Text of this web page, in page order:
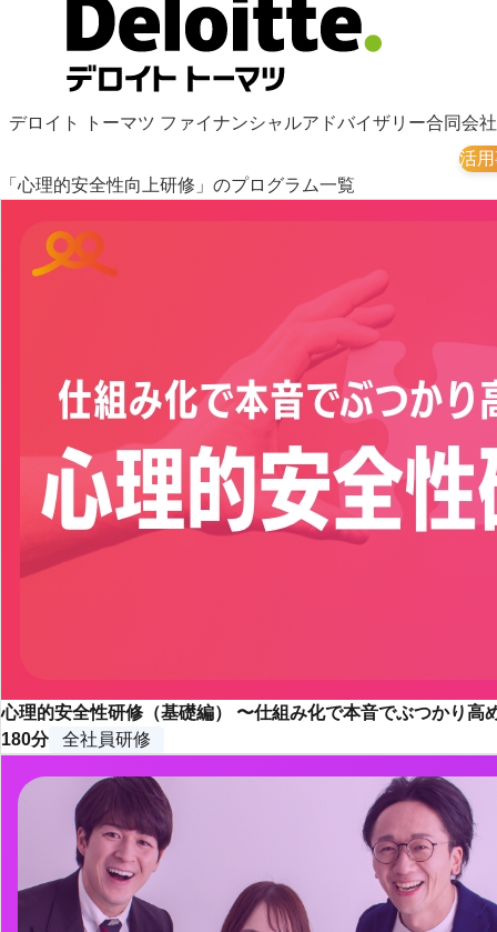
デロイト トーマツ ファイナンシャルアドバイザリー合同会社
活
「心理的安全性向上研修」のプログラム一覧
心理的安全性研修（基礎編） 〜仕組み化で本音でぶつかり高
180分
全社員研修